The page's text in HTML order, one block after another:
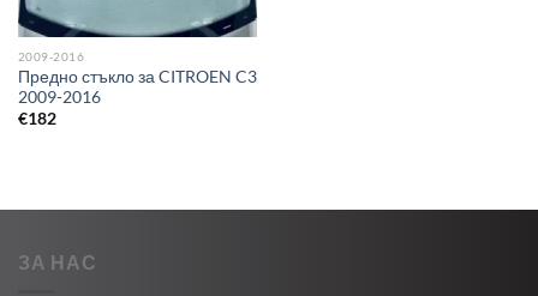
2009-2016
Предно стъкло за CITROEN C3
2009-2016
€182
ЗА НАС